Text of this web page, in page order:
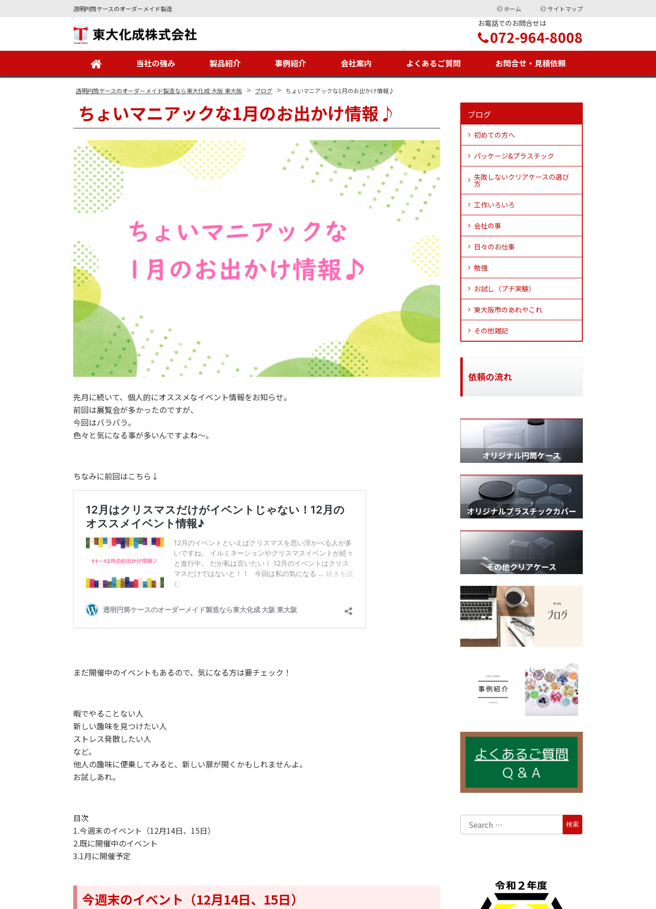
透明円筒ケースのオーダーメイド製造 ホーム サイトマップ
お電話でのお問合せは
072-964-8008
当社の強み 製品紹介 事例紹介 会社案内 よくあるご質問 お問合せ・見積依頼
透明円筒ケースのオーダーメイド製造なら東大化成 大阪 東大阪 > ブログ > ちょいマニアックな1月のお出かけ情報♪
ちょいマニアックな1月のお出かけ情報♪
先月に続いて、個人的にオススメなイベント情報をお知らせ。
前回は展覧会が多かったのですが、
今回はバラバラ。
色々と気になる事が多いんですよね～。
ちなみに前回はこちら↓
まだ開催中のイベントもあるので、気になる方は要チェック！
暇でやることない人
新しい趣味を見つけたい人
ストレス発散したい人
など。
他人の趣味に便乗してみると、新しい扉が開くかもしれませんよ。
お試しあれ。
目次
1.今週末のイベント（12月14日、15日）
2.既に開催中のイベント
3.1月に開催予定
今週末のイベント（12月14日、15日）
ブログ
初めての方へ
パッケージ&プラスチック
失敗しないクリアケースの選び
方
工作いろいろ
会社の事
日々のお仕事
勉強
お試し（プチ実験）
東大阪市のあれやこれ
その他雑記
依頼の流れ